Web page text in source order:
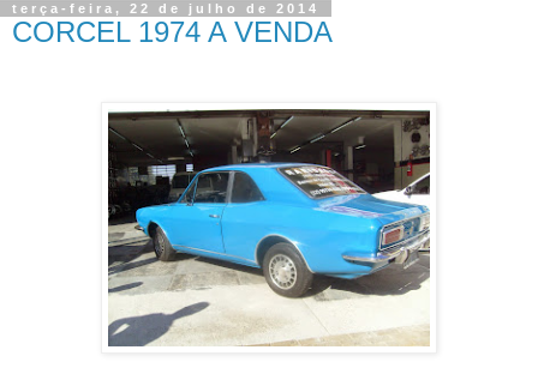
terça-feira, 22 de julho de 2014
CORCEL 1974 A VENDA